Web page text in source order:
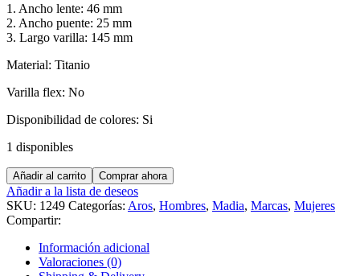
L2,300.00.L1,840.00.
1. Ancho lente: 46 mm
2. Ancho puente: 25 mm
3. Largo varilla: 145 mm
Material: Titanio
Varilla flex: No
Disponibilidad de colores: Si
1 disponibles
MADIA
F85835
cantidad
Añadir al carrito Comprar ahora
Añadir a la lista de deseos
SKU: 1249 Categorías: Aros, Hombres, Madia, Marcas, Mujeres
Compartir:
Información adicional
Valoraciones (0)